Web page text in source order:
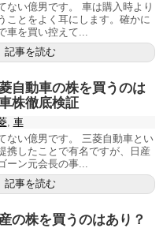
ない億男です。 車は購入時より
ことをよく耳にします。確かに
車を買い控えて...
記事を読む
自動車の株を買うのは
株徹底検証
, 車
ない億男です。 三菱自動車とい
携したことで有名ですが、日産
ーン元会長の事...
記事を読む
の株を買うのはあり？